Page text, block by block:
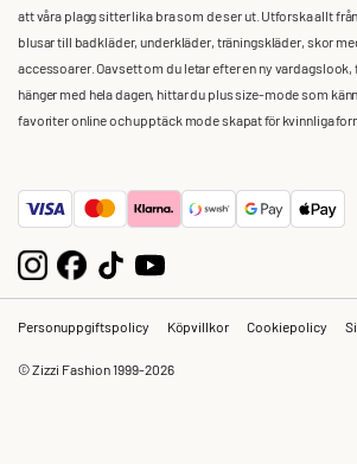
att våra plagg sitter lika bra som de ser ut. Utforska allt
blusar till badkläder, underkläder, träningskläder, skor
accessoarer. Oavsett om du letar efter en ny
hänger med hela dagen, hittar du plus size-mode som
favoriter online och upptäck mode skapat för kvinnliga
Personuppgiftspolicy Köpvillkor Cookiepolicy
© Zizzi Fashion 1999-2026